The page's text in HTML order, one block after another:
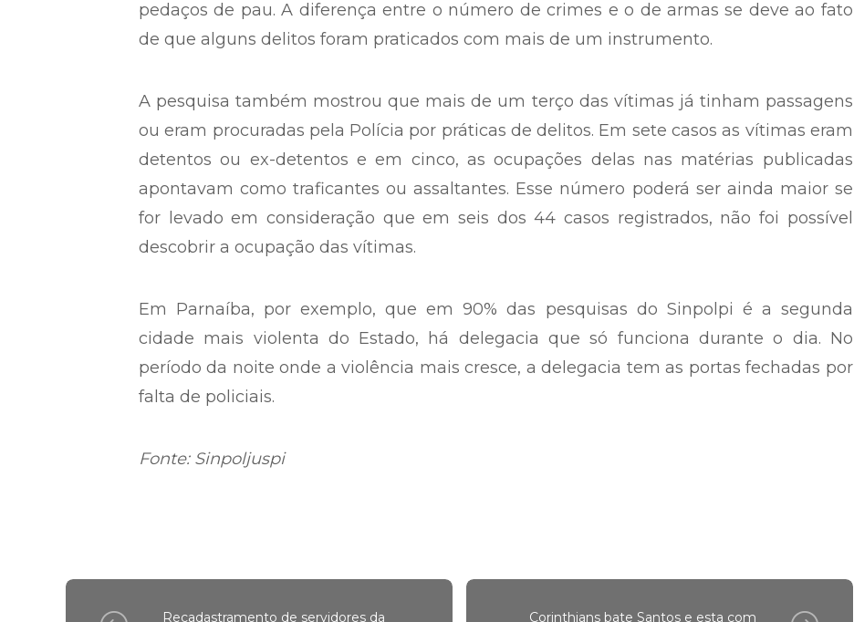
pedaços de pau. A diferença entre o número de crimes e o de armas se deve ao fato
de que alguns delitos foram praticados com mais de um instrumento.
A pesquisa também mostrou que mais de um terço das vítimas já tinham passagens
ou eram procuradas pela Polícia por práticas de delitos. Em sete casos as vítimas eram
detentos ou ex-detentos e em cinco, as ocupações delas nas matérias publicadas
apontavam como traficantes ou assaltantes. Esse número poderá ser ainda maior se
for levado em consideração que em seis dos 44 casos registrados, não foi possível
descobrir a ocupação das vítimas.
Em Parnaíba, por exemplo, que em 90% das pesquisas do Sinpolpi é a segunda
cidade mais violenta do Estado, há delegacia que só funciona durante o dia. No
período da noite onde a violência mais cresce, a delegacia tem as portas fechadas por
falta de policiais.
Fonte: Sinpoljuspi
Recadastramento de servidores da
Corinthians bate Santos e esta com